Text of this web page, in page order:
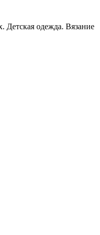
одежда. Вязание